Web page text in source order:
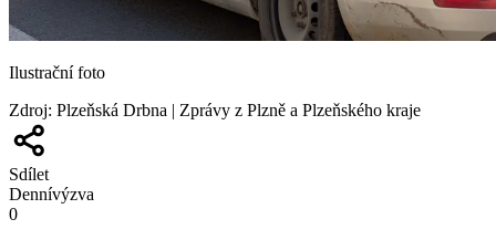
Ilustrační foto
Zdroj: Plzeňská Drbna | Zprávy z Plzně a Plzeňského kraje
Sdílet
Dennívýzva
0